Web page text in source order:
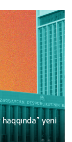
haqqında” yeni